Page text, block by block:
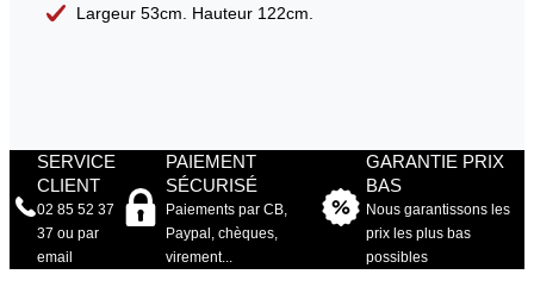
Largeur 53cm. Hauteur 122cm.
SERVICE
CLIENT
02 85 52 37
37 ou par
email
PAIEMENT
SÉCURISÉ
Paiements par CB,
Paypal, chèques,
virement...
GARANTIE PRIX
BAS
Nous garantissons les
prix les plus bas
possibles